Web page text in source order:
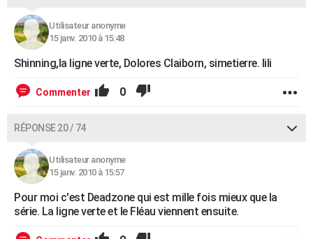
Utilisateur anonyme
15 janv. 2010 à 15:48
Shinning,la ligne verte, Dolores Claiborn, simetierre. lili
Commenter 0
RÉPONSE 20 / 74
Utilisateur anonyme
15 janv. 2010 à 15:57
Pour moi c'est Deadzone qui est mille fois mieux que la
série. La ligne verte et le Fléau viennent ensuite.